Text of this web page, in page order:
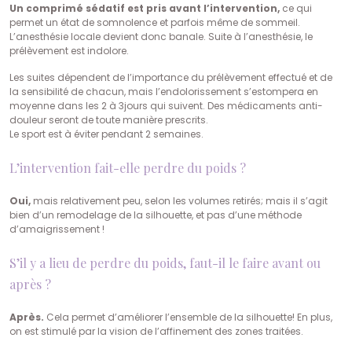
Un comprimé sédatif est pris avant l’intervention, ce qui
permet un état de somnolence et parfois même de sommeil.
L’anesthésie locale devient donc banale. Suite à l’anesthésie, le
prélèvement est indolore.
Les suites dépendent de l’importance du prélèvement effectué et de
la sensibilité de chacun, mais l’endolorissement s’estompera en
moyenne dans les 2 à 3jours qui suivent. Des médicaments anti-
douleur seront de toute manière prescrits.
Le sport est à éviter pendant 2 semaines.
L’intervention fait-elle perdre du poids ?
Oui, mais relativement peu, selon les volumes retirés; mais il s’agit
bien d’un remodelage de la silhouette, et pas d’une méthode
d’amaigrissement !
S’il y a lieu de perdre du poids, faut-il le faire avant ou
après ?
Après. Cela permet d’améliorer l’ensemble de la silhouette! En plus,
on est stimulé par la vision de l’affinement des zones traitées.